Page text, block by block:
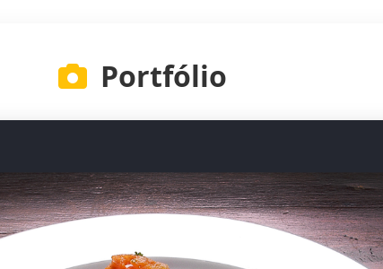
Portfólio